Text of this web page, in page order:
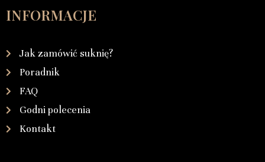
INFORMACJE
Jak zamówić suknię?
Poradnik
FAQ
Godni polecenia
Kontakt